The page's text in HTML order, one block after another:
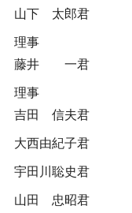
山下 太郎君
理事
藤井 一君
理事
吉田 信夫君
大西由紀子君
宇田川聡史君
山田 忠昭君